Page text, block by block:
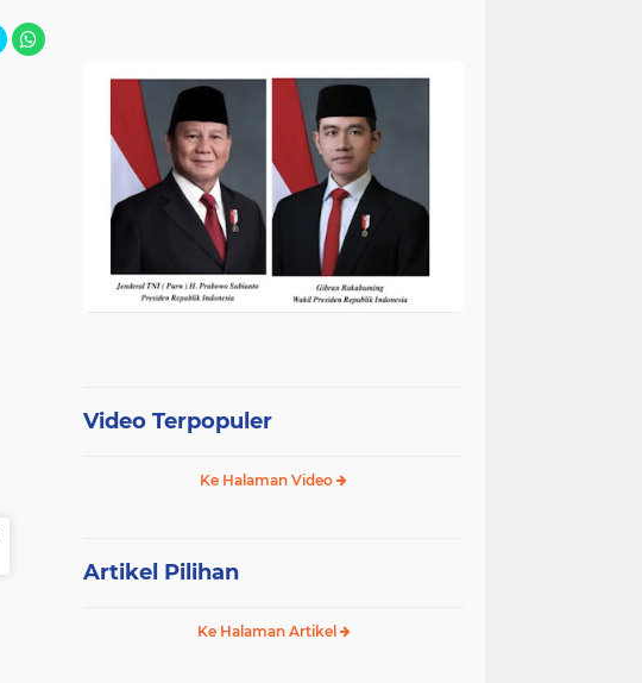
Video Terpopuler
Ke Halaman Video
Artikel Pilihan
Ke Halaman Artikel